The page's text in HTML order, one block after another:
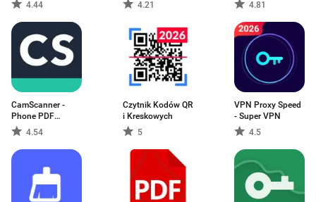
4.44
4.21
4.81
CamScanner -
Phone PDF
Creator
4.54
Czytnik Kodów QR
i Kreskowych
5
VPN Proxy Speed
- Super VPN
4.5